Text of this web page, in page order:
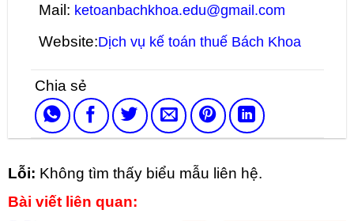
Mail: ketoanbachkhoa.edu@gmail.com
Website:Dịch vụ kế toán thuế Bách Khoa
Lỗi: Không tìm thấy biểu mẫu liên hệ.
Bài viết liên quan: